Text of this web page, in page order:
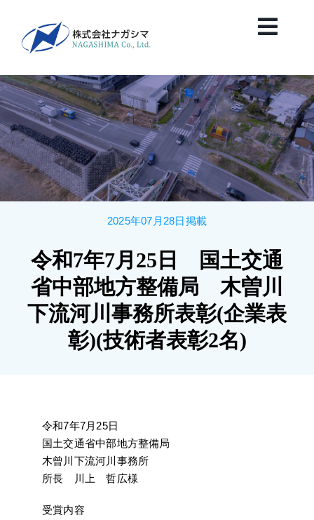
content
HOME
News
会社案内
保有船舶紹介
施工実績
2025年07月28日掲載
令和7年7月25日 国土交通
省中部地方整備局 木曽川
下流河川事務所表彰(企業表
彰)(技術者表彰2名)
令和7年7月25日
国土交通省中部地方整備局
木曾川下流河川事務所
所長 川上 哲広様
受賞内容